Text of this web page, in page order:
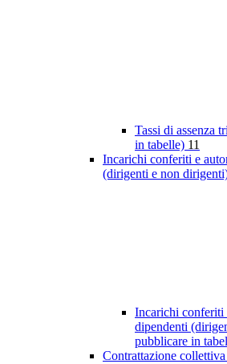
Tassi di assenza
in tabelle) 11
Incarichi conferiti e
(dirigenti e non
Incarichi conferiti
dipendenti
pubblicare in
Contrattazione collettiva